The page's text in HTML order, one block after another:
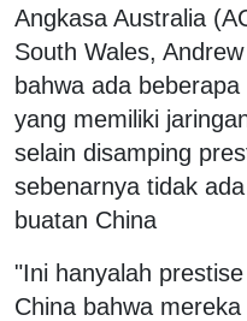
Angkasa Australia
South Wales,
bahwa ada
yang memiliki
selain disamping
sebenarnya tidak
buatan China
"Ini hanyalah
China bahwa